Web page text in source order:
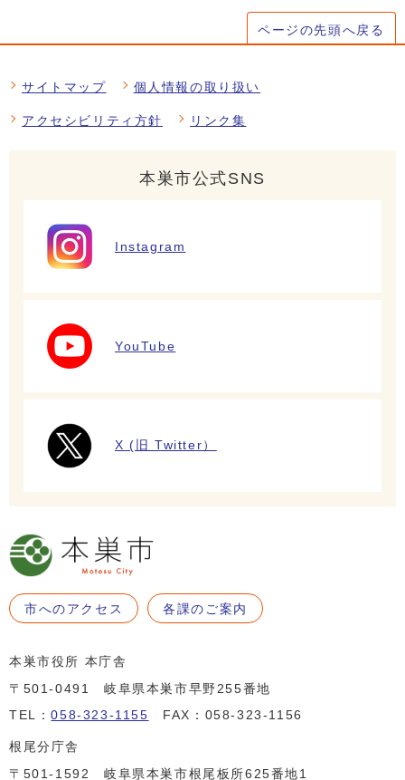
ページの先頭へ戻る
サイトマップ 個人情報の取り扱い
アクセシビリティ方針 リンク集
本巣市公式SNS
Instagram
YouTube
X (旧 Twitter）
市へのアクセス 各課のご案内
本巣市役所 本庁舎
〒501-0491 岐阜県本巣市早野255番地
TEL：058-323-1155 FAX：058-323-1156
根尾分庁舎
〒501-1592 岐阜県本巣市根尾板所625番地1